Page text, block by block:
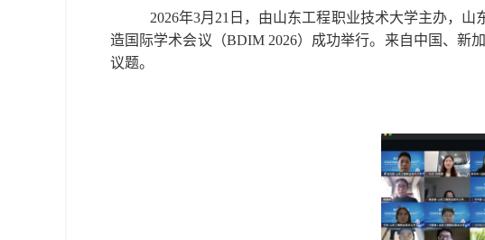
2026年3月21日，由山东工程职业技术大学主办，山
造国际学术会议（BDIM 2026）成功举行。来自中国、新
议题。